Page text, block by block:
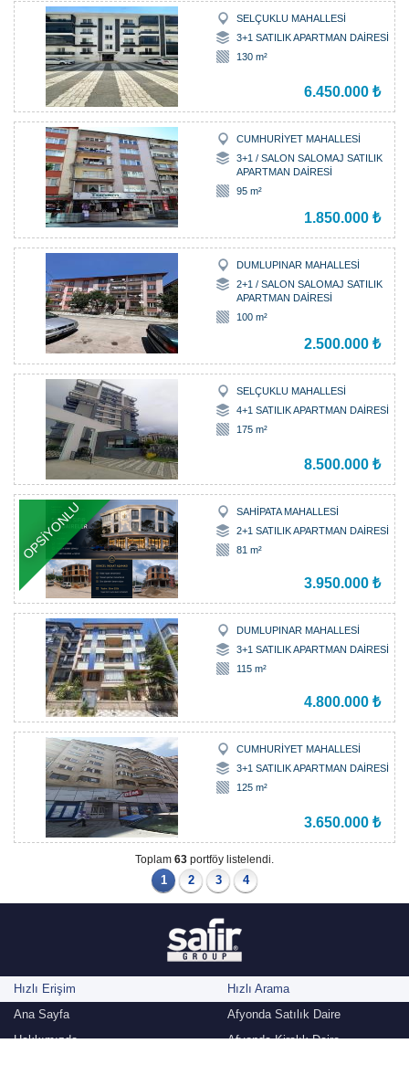
SELÇUKLU MAHALLESİ
3+1 SATILIK APARTMAN DAİRESİ
130 m²
6.450.000 ₺
CUMHURİYET MAHALLESİ
3+1 / SALON SALOMAJ SATILIK
APARTMAN DAİRESİ
95 m²
1.850.000 ₺
DUMLUPINAR MAHALLESİ
2+1 / SALON SALOMAJ SATILIK
APARTMAN DAİRESİ
100 m²
2.500.000 ₺
SELÇUKLU MAHALLESİ
4+1 SATILIK APARTMAN DAİRESİ
175 m²
8.500.000 ₺
OPSİYONLU
SAHİPATA MAHALLESİ
2+1 SATILIK APARTMAN DAİRESİ
81 m²
3.950.000 ₺
DUMLUPINAR MAHALLESİ
3+1 SATILIK APARTMAN DAİRESİ
115 m²
4.800.000 ₺
CUMHURİYET MAHALLESİ
3+1 SATILIK APARTMAN DAİRESİ
125 m²
3.650.000 ₺
Toplam 63 portföy listelendi.
1 2 3 4
Hızlı Erişim
Ana Sayfa
Hakkımızda
Hızlı Arama
Afyonda Satılık Daire
Afyonda Kiralık Daire